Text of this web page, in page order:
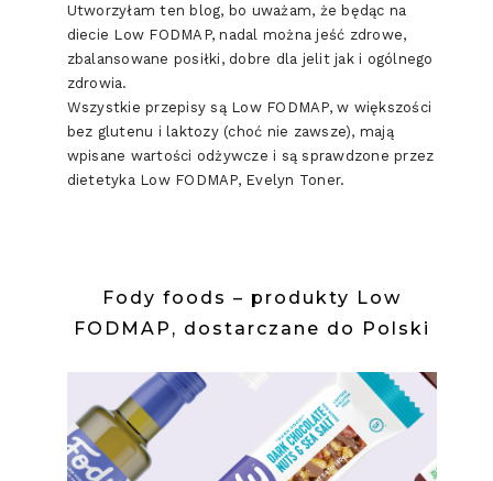
Utworzyłam ten blog, bo uważam, że będąc na
diecie Low FODMAP, nadal można jeść zdrowe,
zbalansowane posiłki, dobre dla jelit jak i ogólnego
zdrowia.
Wszystkie przepisy są Low FODMAP, w większości
bez glutenu i laktozy (choć nie zawsze), mają
wpisane wartości odżywcze i są sprawdzone przez
dietetyka Low FODMAP, Evelyn Toner.
Fody foods – produkty Low
FODMAP, dostarczane do Polski